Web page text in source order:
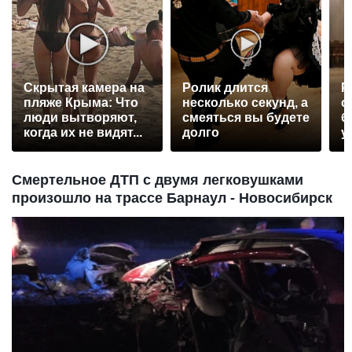
Скрытая камера на
пляже Крыма: Что
люди вытворяют,
когда их не видят...
Ролик длится
несколько секунд, а
смеяться вы будете
долго
Смертельное ДТП с двумя легковушками
произошло на трассе Барнаул - Новосибирск